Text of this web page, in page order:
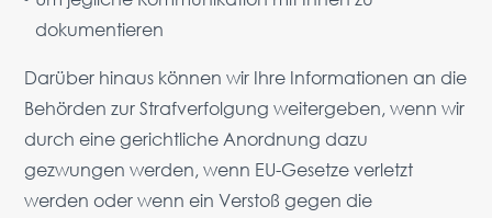
dokumentieren
Darüber hinaus können wir Ihre Informationen an die
Behörden zur Strafverfolgung weitergeben, wenn wir
durch eine gerichtliche Anordnung dazu
gezwungen werden, wenn EU-Gesetze verletzt
werden oder wenn ein Verstoß gegen die